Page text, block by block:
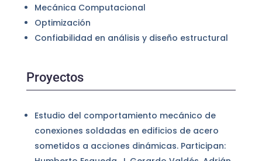
Mecánica Computacional
Optimización
Confiabilidad en análisis y diseño estructural
Proyectos
Estudio del comportamiento mecánico de
conexiones soldadas en edificios de acero
sometidos a acciones dinámicas. Participan: